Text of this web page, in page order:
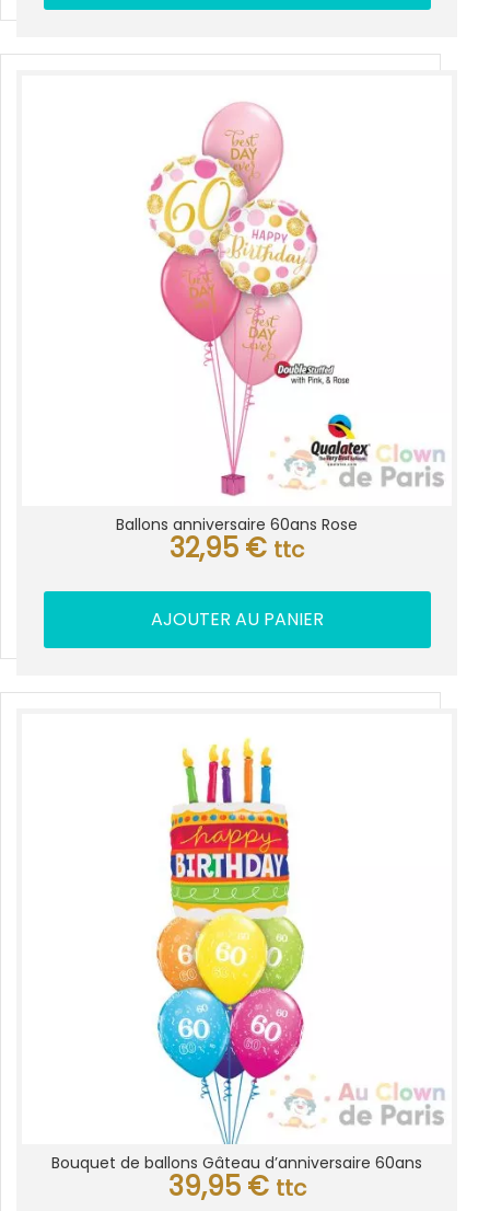
Ballons anniversaire 60ans Rose
32,95 € ttc
AJOUTER AU PANIER
Bouquet de ballons Gâteau d’anniversaire 60ans
39,95 € ttc